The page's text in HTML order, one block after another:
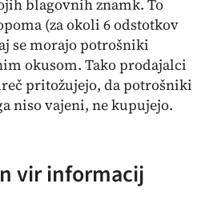
blagovnih znamk. To
(za okoli 6 odstotkov
se morajo potrošniki
okusom. Tako prodajalci
pritožujejo, da potrošniki
niso vajeni, ne kupujejo.
vir informacij